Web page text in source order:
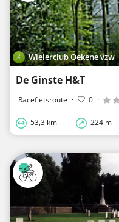
Wielerclub Oekene vzw
De Ginste H&T
Racefietsroute · 0 ·
53,3 km 224 m